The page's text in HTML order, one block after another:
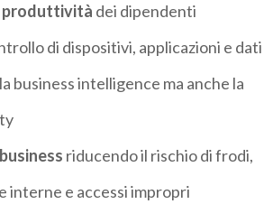
produttività dei dipendenti
di dispositivi, applicazioni e dati
business intelligence ma anche la
riducendo il rischio di frodi,
interne e accessi impropri